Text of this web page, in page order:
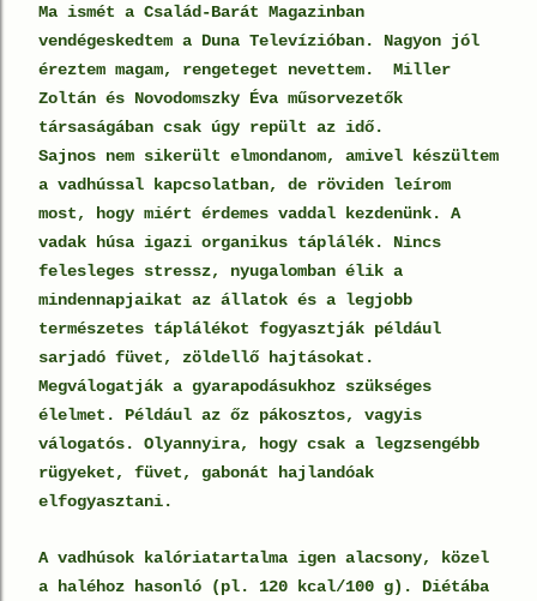
Ma ismét a Család-Barát Magazinban
vendégeskedtem a Duna Televízióban. Nagyon jól
éreztem magam, rengeteget nevettem. Miller
Zoltán és Novodomszky Éva műsorvezetők
társaságában csak úgy repült az idő.
Sajnos nem sikerült elmondanom, amivel készültem
a vadhússal kapcsolatban, de röviden leírom
most, hogy miért érdemes vaddal kezdenünk. A
vadak húsa igazi organikus táplálék. Nincs
felesleges stressz, nyugalomban élik a
mindennapjaikat az állatok és a legjobb
természetes táplálékot fogyasztják például
sarjadó füvet, zöldellő hajtásokat.
Megválogatják a gyarapodásukhoz szükséges
élelmet. Például az őz pákosztos, vagyis
válogatós. Olyannyira, hogy csak a legzsengébb
rügyeket, füvet, gabonát hajlandóak
elfogyasztani.
A vadhúsok kalóriatartalma igen alacsony, közel
a haléhoz hasonló (pl. 120 kcal/100 g). Diétába